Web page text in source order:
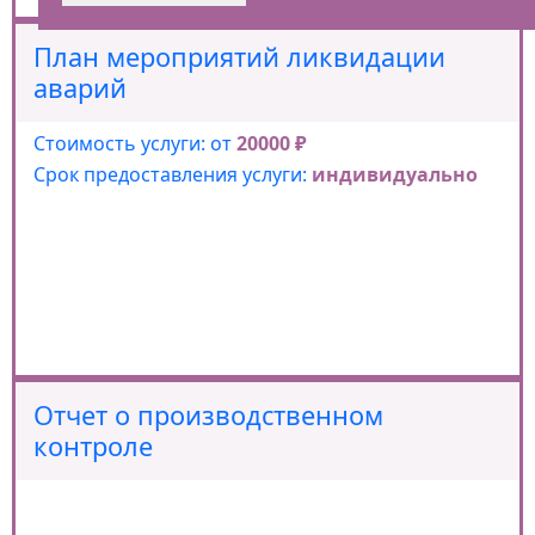
План мероприятий ликвидации
аварий
Стоимость услуги: от20000 ₽
Срок предоставления услуги: индивидуально
Отчет о производственном
контроле